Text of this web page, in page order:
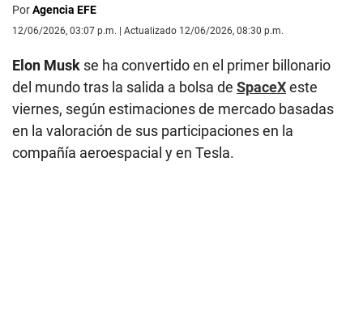
PorAgencia EFE
12/06/2026, 03:07 p.m. | Actualizado 12/06/2026, 08:30 p.m.
Elon Musk se ha convertido en el primer billonario
del mundo tras la salida a bolsa de SpaceXeste
viernes, según estimaciones de mercado basadas
en la valoración de sus participaciones en la
compañía aeroespacial y en Tesla.